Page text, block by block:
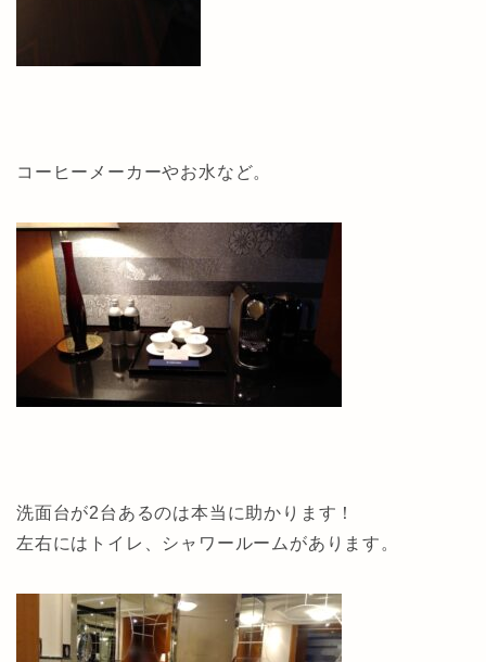
コーヒーメーカーやお水など。
洗面台が2台あるのは本当に助かります！
左右にはトイレ、シャワールームがあります。